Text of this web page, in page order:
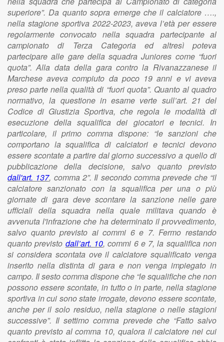
superiore”. Da quanto sopra emerge che il calciatore ….,
nella stagione sportiva 2022-2023, aveva l’età per essere
regolarmente convocato nella squadra partecipante al
campionato di Terza Categoria ed altresì poteva
partecipare alle gare della squadra Juniores come “fuori
quota”. Alla data della gara contro la Rivanazzanese il
Marchese aveva compiuto da poco 19 anni e vi aveva
preso parte nella qualità di “fuori quota”. Quanto al quadro
normativo, la questione in esame verte sull’art. 21 del
Codice di Giustizia Sportiva, che regola le modalità di
esecuzione della squalifica dei giocatori e tecnici. In
particolare, il primo comma dispone: “le sanzioni che
comportano la squalifica di calciatori e tecnici devono
essere scontate a partire dal giorno successivo a quello di
pubblicazione della decisione, salvo quanto previsto
dall'art. 137, comma 2”. Il secondo comma prevede che “il
calciatore sanzionato con la squalifica per una o più
giornate di gara deve scontare la sanzione nelle gare
ufficiali della squadra nella quale militava quando è
avvenuta l'infrazione che ha determinato il provvedimento,
salvo quanto previsto ai commi 6 e 7. Fermo restando
quanto previsto dall’art. 10, commi 6 e 7, la squalifica non
si considera scontata ove il calciatore squalificato venga
inserito nella distinta di gara e non venga impiegato in
campo. Il sesto comma dispone che “le squalifiche che non
possono essere scontate, in tutto o in parte, nella stagione
sportiva in cui sono state irrogate, devono essere scontate,
anche per il solo residuo, nella stagione o nelle stagioni
successive”. Il settimo comma prevede che “Fatto salvo
quanto previsto al comma 10, qualora il calciatore nei cui